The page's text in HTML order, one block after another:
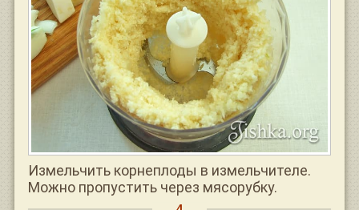
Измельчить корнеплоды в измельчителе.
Можно пропустить через мясорубку.